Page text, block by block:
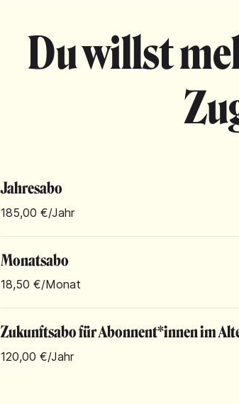
Du willst
Jahresabo
185,00 €/Jahr
Monatsabo
18,50 €/Monat
Zukunftsabo für Abonnent*innen im
120,00 €/Jahr